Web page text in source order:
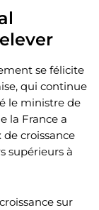
se félicite
qui continue
le ministre de
la France a
de croissance
supérieurs à
sur